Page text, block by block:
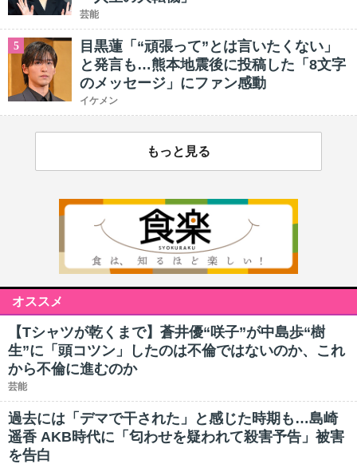
芸能
5
目黒蓮「“頑張って”とは言いたくない」
と発言も…熊本地震後に投稿した「8文字
のメッセージ」にファン感動
イケメン
もっと見る
オススメ
【Tシャツが乾くまで】蒼井優“咲子”が中島歩“樹
生”に「頭コツン」したのは不倫ではないのか、これ
から不倫に進むのか
芸能
過去には「デマで干された」と感じた時期も…島崎
遥香 AKB時代に「匂わせを疑われて殺害予告」被害
を告白